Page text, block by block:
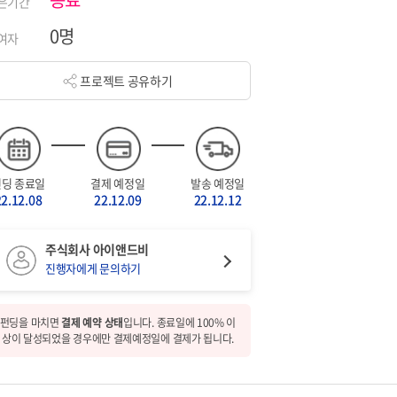
자 0명
프로젝트 공유하기
종료일 결제 예정일
22.12.09
발송 예정일
22.12.12
주식회사 아이앤드비
진행자에게 문의하기
펀딩을 마치면결제 예약 상태입니다. 종료일에 100% 이
상이 달성되었을 경우에만 결제예정일에 결제가 됩니다.